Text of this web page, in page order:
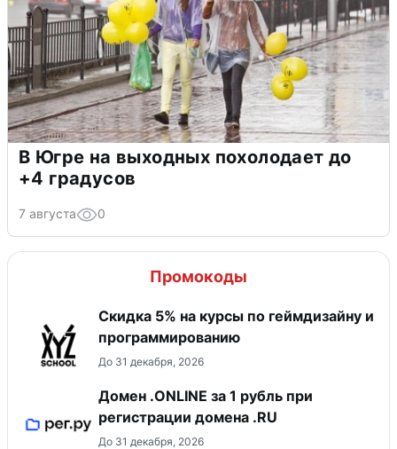
В Югре на выходных похолодает до
+4 градусов
7 августа 0
Промокоды
Скидка 5% на курсы по геймдизайну и
программированию
До 31 декабря, 2026
Домен .ONLINE за 1 рубль при
регистрации домена .RU
До 31 декабря, 2026